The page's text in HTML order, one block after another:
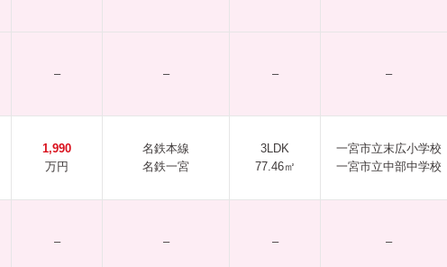
– – – –
1,990
万円
名鉄本線
名鉄一宮
3LDK
77.46㎡
一宮市立末広小学校
一宮市立中部中学校
– – – –